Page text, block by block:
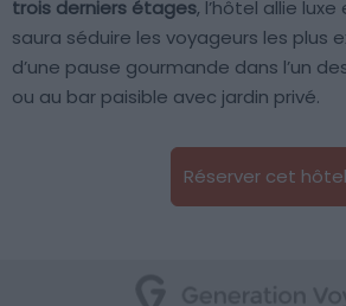
trois derniers étages, l’hôtel allie
saura séduire les voyageurs les plus
d’une pause gourmande dans l’un
ou au bar paisible avec jardin privé.
Réserver cet hôtel